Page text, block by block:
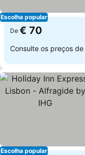
Escolha popular
De € 70
Consulte os preços de
Escolha popular